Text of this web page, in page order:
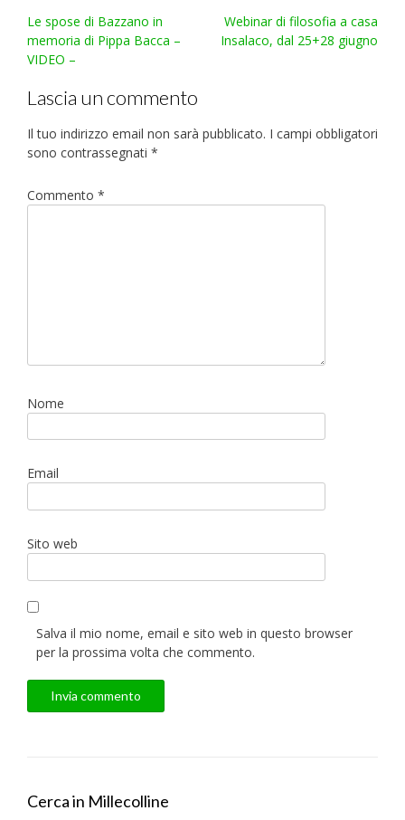
Post
navigation
Le spose di Bazzano in
memoria di Pippa Bacca –
VIDEO –
Webinar di filosofia a casa
Insalaco, dal 25+28 giugno
Lascia un commento
Il tuo indirizzo email non sarà pubblicato. I campi obbligatori
sono contrassegnati *
Commento *
Nome
Email
Sito web
Salva il mio nome, email e sito web in questo browser
per la prossima volta che commento.
Cerca in Millecolline